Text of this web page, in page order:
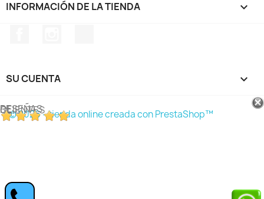
INFORMACIÓN DE LA TIENDA keyboard_arrow_down
SU CUENTA 
RESEÑAS DE CLIENTES
© 2026 - tienda online creada con PrestaShop™